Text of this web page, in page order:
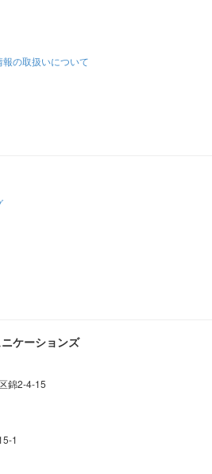
の取扱いについて
ケーションズ
錦2-4-15
1